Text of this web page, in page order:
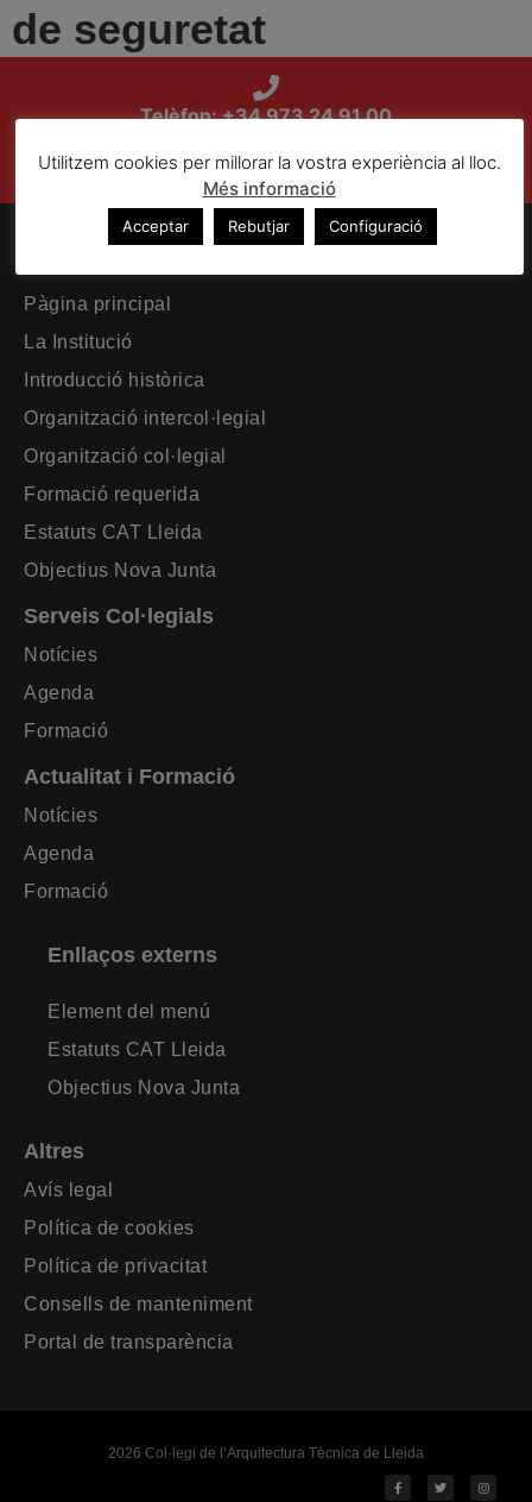
de seguretat
Telèfon: +34 973 24 91 00
Plaça Sant Joan, 18 5-A. 25007 Lleida
El Col·legi
Pàgina principal
La Institució
Introducció històrica
Organització intercol·legial
Organització col·legial
Formació requerida
Estatuts CAT Lleida
Objectius Nova Junta
Serveis Col·legials
Notícies
Agenda
Formació
Actualitat i Formació
Notícies
Agenda
Formació
Enllaços externs
Element del menú
Estatuts CAT Lleida
Objectius Nova Junta
Altres
Avís legal
Política de cookies
Política de privacitat
Consells de manteniment
Portal de transparència
2026 Col·legi de l’Arquitectura Tècnica de Lleida
Utilitzem cookies per millorar la vostra experiència al lloc.
Més informació
Acceptar Rebutjar Configuració